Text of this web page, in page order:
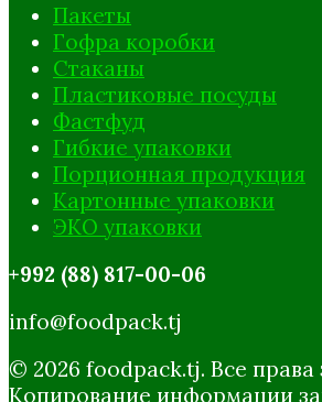
Пакеты
Гофра коробки
Стаканы
Пластиковые посуды
Фастфуд
Гибкие упаковки
Порционная продукция
Картонные упаковки
ЭКО упаковки
+992 (88) 817-00-06
info@foodpack.tj
© 2026 foodpack.tj. Все
Копирование информации